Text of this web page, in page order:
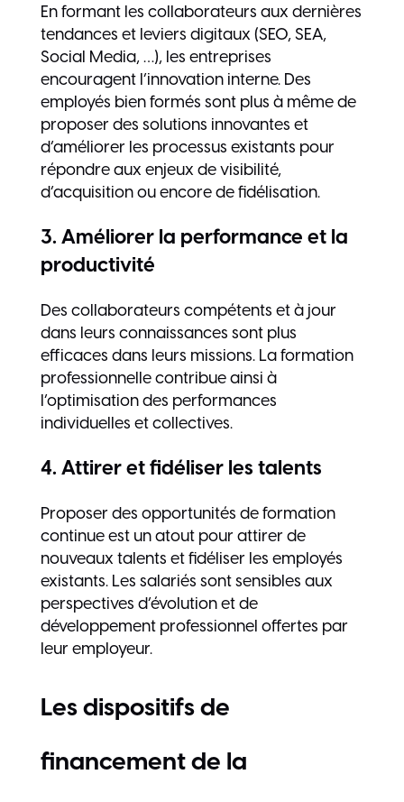
En formant les collaborateurs aux dernières
tendances et leviers digitaux (SEO, SEA,
Social Media, …), les entreprises
encouragent l’innovation interne. Des
employés bien formés sont plus à même de
proposer des solutions innovantes et
d’améliorer les processus existants pour
répondre aux enjeux de visibilité,
d’acquisition ou encore de fidélisation.
3. Améliorer la performance et la
productivité
Des collaborateurs compétents et à jour
dans leurs connaissances sont plus
efficaces dans leurs missions. La formation
professionnelle contribue ainsi à
l’optimisation des performances
individuelles et collectives.
4. Attirer et fidéliser les talents
Proposer des opportunités de formation
continue est un atout pour attirer de
nouveaux talents et fidéliser les employés
existants. Les salariés sont sensibles aux
perspectives d’évolution et de
développement professionnel offertes par
leur employeur.
Les dispositifs de
financement de la